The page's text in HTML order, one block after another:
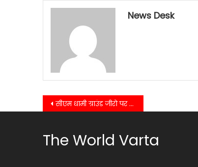
News Desk
Post
सीएम धामी ग्राउंड जीरो पर हालात का जायजा लेने पहुंचे…..
The World Varta